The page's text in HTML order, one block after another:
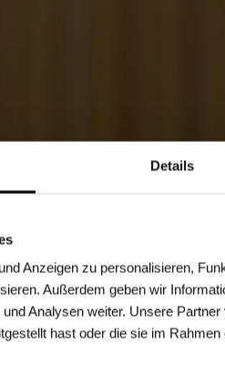
Details
Anzeigen zu personalisieren,
Außerdem geben wir
Analysen weiter. Unsere
hast oder die sie im